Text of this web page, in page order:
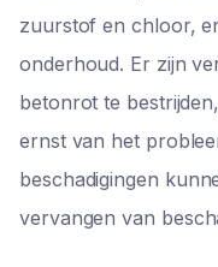
zuurstof en chloor,
onderhoud. Er zijn
betonrot te
ernst van het
beschadigingen
vervangen van